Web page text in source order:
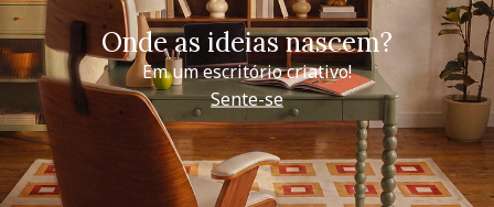
Onde as ideias nascem?
Em um escritório criativo!
Sente-se